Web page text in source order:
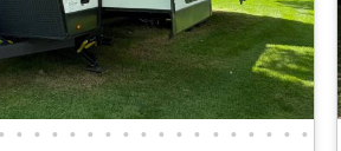
• • • • • • • • • • • • • • • • • •